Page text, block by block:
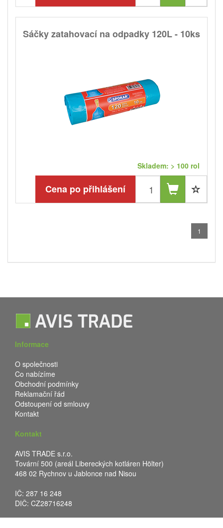
Sáčky zatahovací na odpadky 120L - 10ks
Skladem: > 100 rol
Cena po přihlášení
1
Informace
O společnosti
Co nabízíme
Obchodní podmínky
Reklamační řád
Odstoupení od smlouvy
Kontakt
Kontakt
AVIS TRADE s.r.o.
Tovární 500 (areál Libereckých kotláren Hölter)
468 02 Rychnov u Jablonce nad Nisou
IČ: 287 16 248
DIČ: CZ28716248